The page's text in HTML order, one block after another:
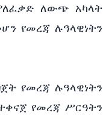
ለውጭ አካላት
የመረጃ ሉዓላዊነትን
የመረጃ ሉዓላዊነትን
የመረጃ ሥርዓትን